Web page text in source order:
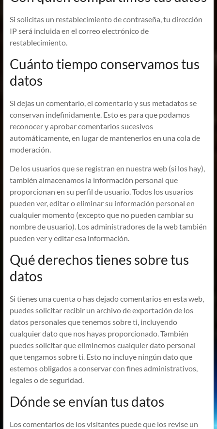
Si solicitas un restablecimiento de contraseña, tu dirección
IP será incluida en el correo electrónico de
restablecimiento.
Cuánto tiempo conservamos tus
datos
Si dejas un comentario, el comentario y sus metadatos se
conservan indefinidamente. Esto es para que podamos
reconocer y aprobar comentarios sucesivos
automáticamente, en lugar de mantenerlos en una cola de
moderación.
De los usuarios que se registran en nuestra web (si los hay),
también almacenamos la información personal que
proporcionan en su perfil de usuario. Todos los usuarios
pueden ver, editar o eliminar su información personal en
cualquier momento (excepto que no pueden cambiar su
nombre de usuario). Los administradores de la web también
pueden ver y editar esa información.
Qué derechos tienes sobre tus
datos
Si tienes una cuenta o has dejado comentarios en esta web,
puedes solicitar recibir un archivo de exportación de los
datos personales que tenemos sobre ti, incluyendo
cualquier dato que nos hayas proporcionado. También
puedes solicitar que eliminemos cualquier dato personal
que tengamos sobre ti. Esto no incluye ningún dato que
estemos obligados a conservar con fines administrativos,
legales o de seguridad.
Dónde se envían tus datos
Los comentarios de los visitantes puede que los revise un